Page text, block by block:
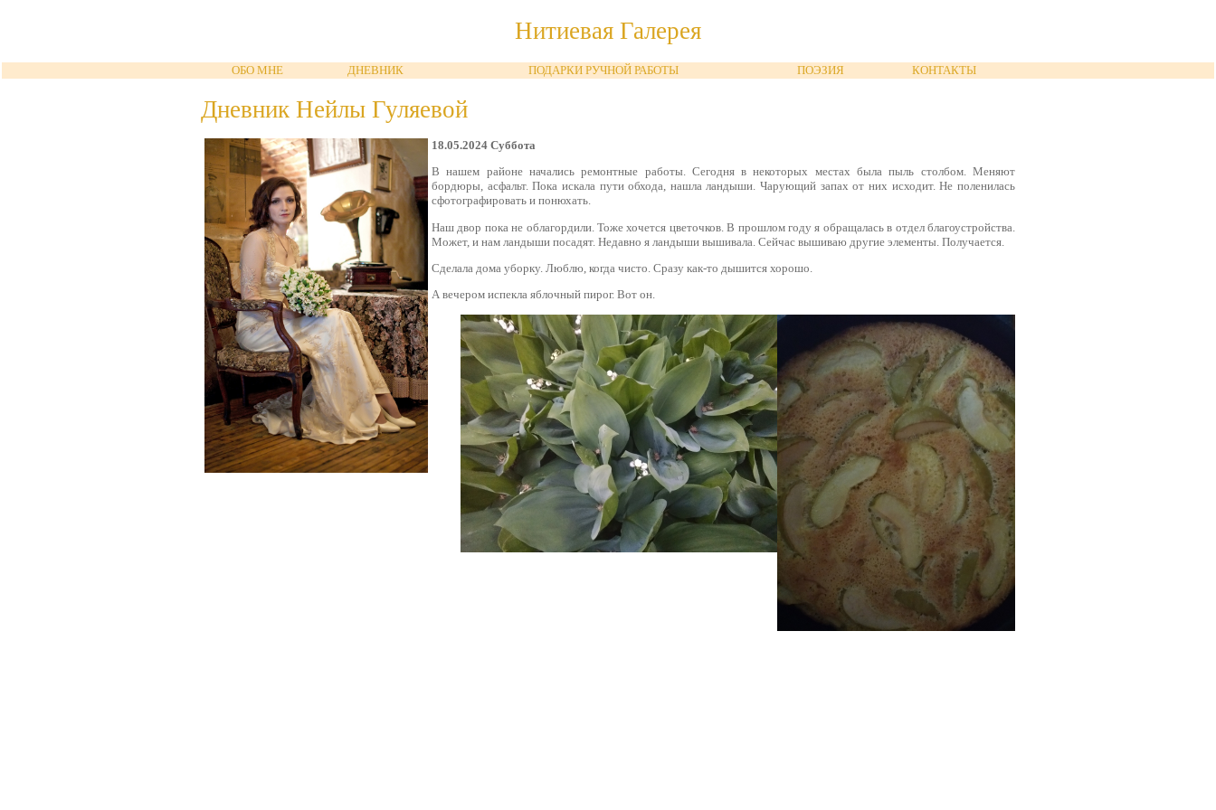
Нитиевая Галерея
ОБО МНЕ ДНЕВНИК ПОДАРКИ РУЧНОЙ РАБОТЫ ПОЭЗИЯ КОНТАКТЫ
Дневник Нейлы Гуляевой
18.05.2024 Суббота
В нашем районе начались ремонтные работы. Сегодня в некоторых местах была пыль столбом. Меняют
бордюры, асфальт. Пока искала пути обхода, нашла ландыши. Чарующий запах от них исходит. Не поленилась
сфотографировать и понюхать.
Наш двор пока не облагордили. Тоже хочется цветочков. В прошлом году я обращалась в отдел благоустройства.
Может, и нам ландыши посадят. Недавно я ландыши вышивала. Сейчас вышиваю другие элементы. Получается.
Сделала дома уборку. Люблю, когда чисто. Сразу как-то дышится хорошо.
А вечером испекла яблочный пирог. Вот он.